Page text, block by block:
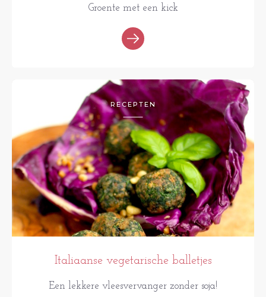
Groente met een kick
RECEPTEN
Italiaanse vegetarische balletjes
Een lekkere vleesvervanger zonder soja!